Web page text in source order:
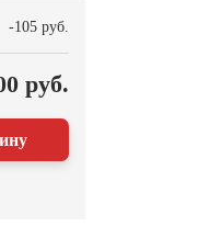
-105 руб.
руб.